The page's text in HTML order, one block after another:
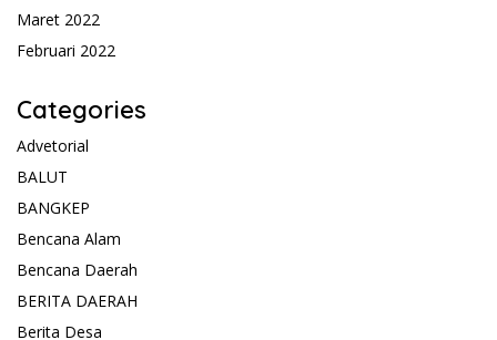
Maret 2022
Februari 2022
Categories
Advetorial
BALUT
BANGKEP
Bencana Alam
Bencana Daerah
BERITA DAERAH
Berita Desa